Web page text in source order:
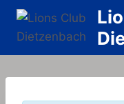
Zum